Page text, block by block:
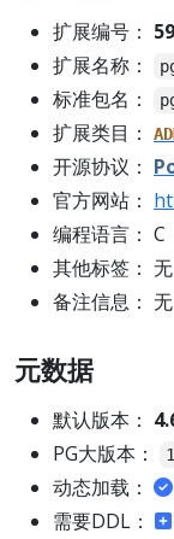
扩展编号：
扩展名称：
标准包名：
扩展类目：
开源协议：
官方网站：
编程语言： C
其他标签： 无
备注信息： 无
元数据
默认版本：
PG大版本：
动态加载：
需要DDL：